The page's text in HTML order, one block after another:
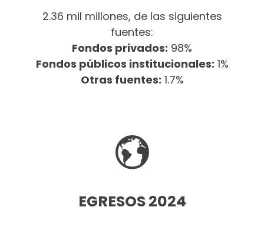
2.36 mil millones, de las siguientes
fuentes:
Fondos privados: 98%
Fondos públicos institucionales: 1%
Otras fuentes: 1.7%
EGRESOS 2024